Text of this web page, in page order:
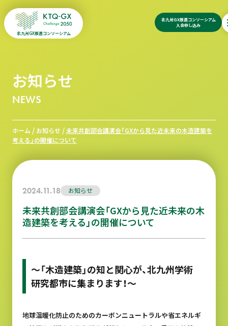
北九州GX推進コンソーシアム
北九州GX推進コンソーシアム
入会申し込み
お知らせ
NEWS
ホーム/ お知らせ /未来共創部会講演会「GXから見た近未来の木造建築を
考える」の開催について
2024.11.18 お知らせ
未来共創部会講演会「GXから見た近未来の木
造建築を考える」の開催について
～「木造建築」の知と関心が、北九州学術
研究都市に集まります！～
地球温暖化防止のためのカーボンニュートラルや省エネルギ